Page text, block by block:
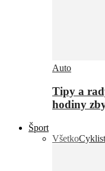
Auto
Tipy a
hodiny
Šport
Všetko